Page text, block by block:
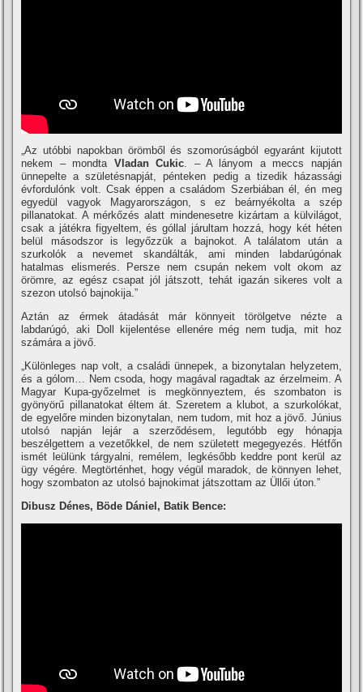
„Az utóbbi napokban örömből és szomorúságból egyaránt kijutott
nekem – mondta Vladan Cukic . – A lányom a meccs napján
ünnepelte a születésnapját, pénteken pedig a tizedik házassági
évfordulónk volt. Csak éppen a családom Szerbiában él, én meg
egyedül vagyok Magyarországon, s ez beárnyékolta a szép
pillanatokat. A mérkőzés alatt mindenesetre kizártam a külvilágot,
csak a játékra figyeltem, és góllal járultam hozzá, hogy két héten
belül másodszor is legyőzzük a bajnokot. A találatom után a
szurkolók a nevemet skandálták, ami minden labdarúgónak
hatalmas elismerés. Persze nem csupán nekem volt okom az
örömre, az egész csapat jól játszott, tehát igazán sikeres volt a
szezon utolsó bajnokija.”
Aztán az érmek átadását már könnyeit törölgetve nézte a
labdarúgó, aki Doll kijelentése ellenére még nem tudja, mit hoz
számára a jövő.
„Különleges nap volt, a családi ünnepek, a bizonytalan helyzetem,
és a gólom… Nem csoda, hogy magával ragadtak az érzelmeim. A
Magyar Kupa-győzelmet is megkönnyeztem, és szombaton is
gyönyörű pillanatokat éltem át. Szeretem a klubot, a szurkolókat,
de egyelőre minden bizonytalan, nem tudom, mit hoz a jövő. Június
utolsó napján lejár a szerződésem, legutóbb egy hónapja
beszélgettem a vezetőkkel, de nem született megegyezés. Hétfőn
ismét leülünk tárgyalni, remélem, legkésőbb keddre pont kerül az
ügy végére. Megtörténhet, hogy végül maradok, de könnyen lehet,
hogy szombaton az utolsó bajnokimat játszottam az Üllői úton.”
Dibusz Dénes, Böde Dániel, Batik Bence: